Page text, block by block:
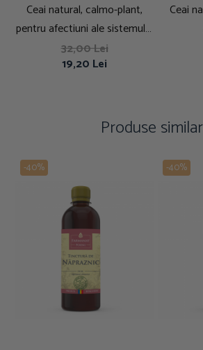
Ceai natural, calmo-plant,
pentru afectiuni ale sistemului
nervos, 100g
32,00 Lei
19,20 Lei
Ceai
Produse
-40% -40%